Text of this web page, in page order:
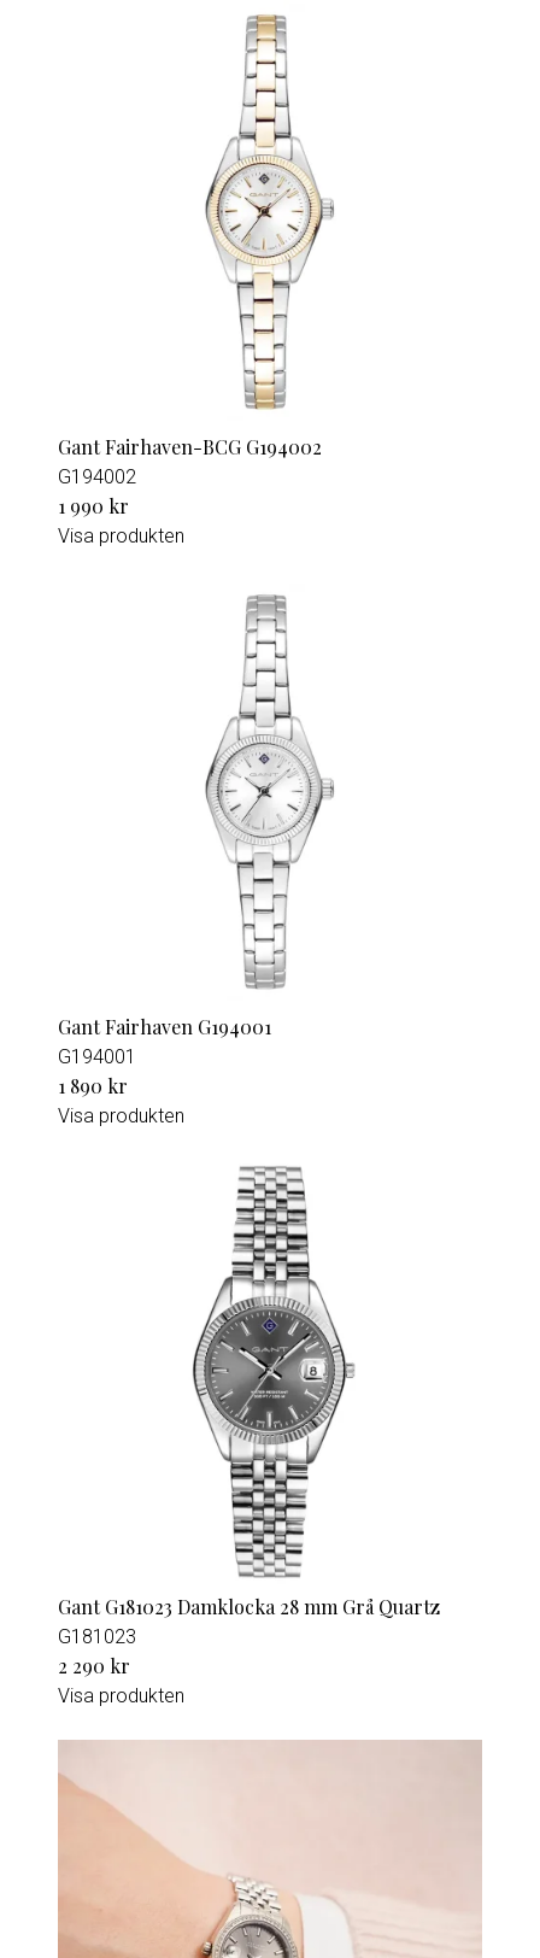
Gant Fairhaven-BCG G194002
G194002
1 990 kr
Visa produkten
Gant Fairhaven G194001
G194001
1 890 kr
Visa produkten
Gant G181023 Damklocka 28 mm Grå Quartz
G181023
2 290 kr
Visa produkten